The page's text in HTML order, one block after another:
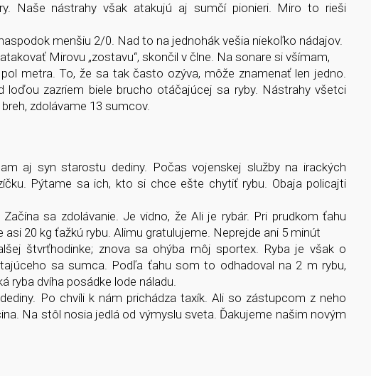
Naše nástrahy však atakujú aj sumčí pionieri. Miro to rieši
menšiu 2/0. Nad to na jednohák vešia niekoľko nádajov.
Mirovu „zostavu“, skončil v člne. Na sonare si všímam,
metra. To, že sa tak často ozýva, môže znamenať len jedno.
zazriem biele brucho otáčajúcej sa ryby. Nástrahy všetci
zdolávame 13 sumcov.
aj syn starostu dediny. Počas vojenskej služby na irackých
Pýtame sa ich, kto si chce ešte chytiť rybu. Obaja policajti
sa zdolávanie. Je vidno, že Ali je rybár. Pri prudkom ťahu
20 kg ťažkú rybu. Alimu gratulujeme. Neprejde ani 5 minút
štvrťhodinke; znova sa ohýba môj sportex. Ryba je však o
sa sumca. Podľa ťahu som to odhadoval na 2 m rybu,
ryba dvíha posádke lode náladu.
Po chvíli k nám prichádza taxík. Ali so zástupcom z neho
Na stôl nosia jedlá od výmyslu sveta. Ďakujeme našim novým